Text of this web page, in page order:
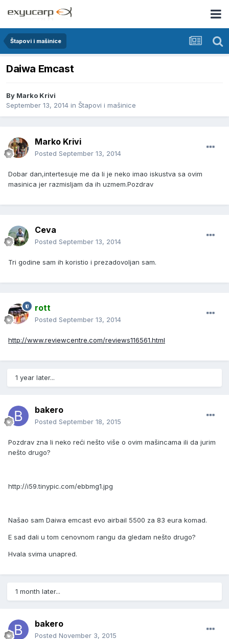
Štapovi i mašinice
Daiwa Emcast
By Marko Krivi
September 13, 2014 in Štapovi i mašinice
Marko Krivi
Posted September 13, 2014
Dobar dan,intertesuje me da li je neko imao iskustva sa ovim
masinica jer razmisljam da ih uzmem.Pozdrav
Ceva
Posted September 13, 2014
Tri godine sam ih koristio i prezadovoljan sam.
rott
Posted September 13, 2014
http://www.reviewcentre.com/reviews116561.html
1 year later...
bakero
Posted September 18, 2015
Pozdrav zna li neko reći nešto više o ovim mašincama ili da jurim
nešto drugo?
http://i59.tinypic.com/ebbmg1.jpg
Našao sam Daiwa emcast evo airbail 5500 za 83 eura komad.
E sad dali u tom cenovnom rangu da gledam nešto drugo?
Hvala svima unapred.
1 month later...
bakero
Posted November 3, 2015